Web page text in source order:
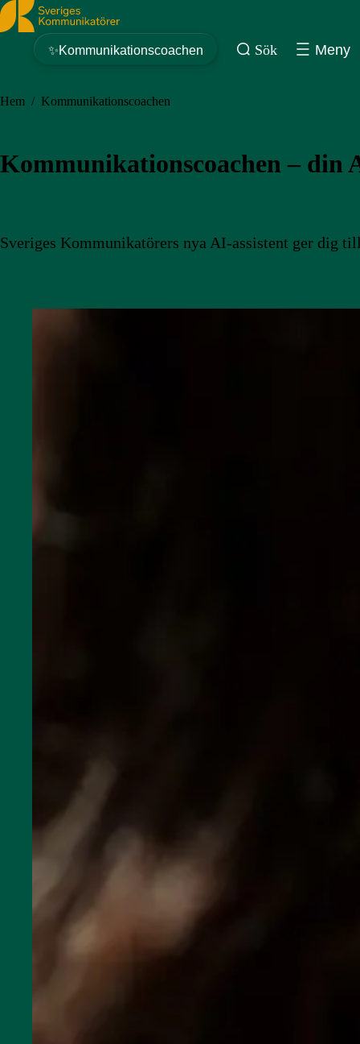
Sveriges Kommunikatörer
✨Kommunikationscoachen Sök Meny
Hem / Kommunikationscoachen
Kommunikationscoachen – din
Sveriges Kommunikatörers nya AI-assistent ger dig